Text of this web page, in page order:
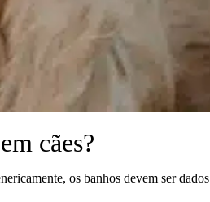
cães?
os banhos devem ser dados